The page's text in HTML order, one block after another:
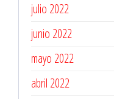
julio 2022
junio 2022
mayo 2022
abril 2022